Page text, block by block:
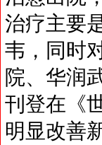
治疗主要
韦，同时
院、华润
刊登在《
明显改善